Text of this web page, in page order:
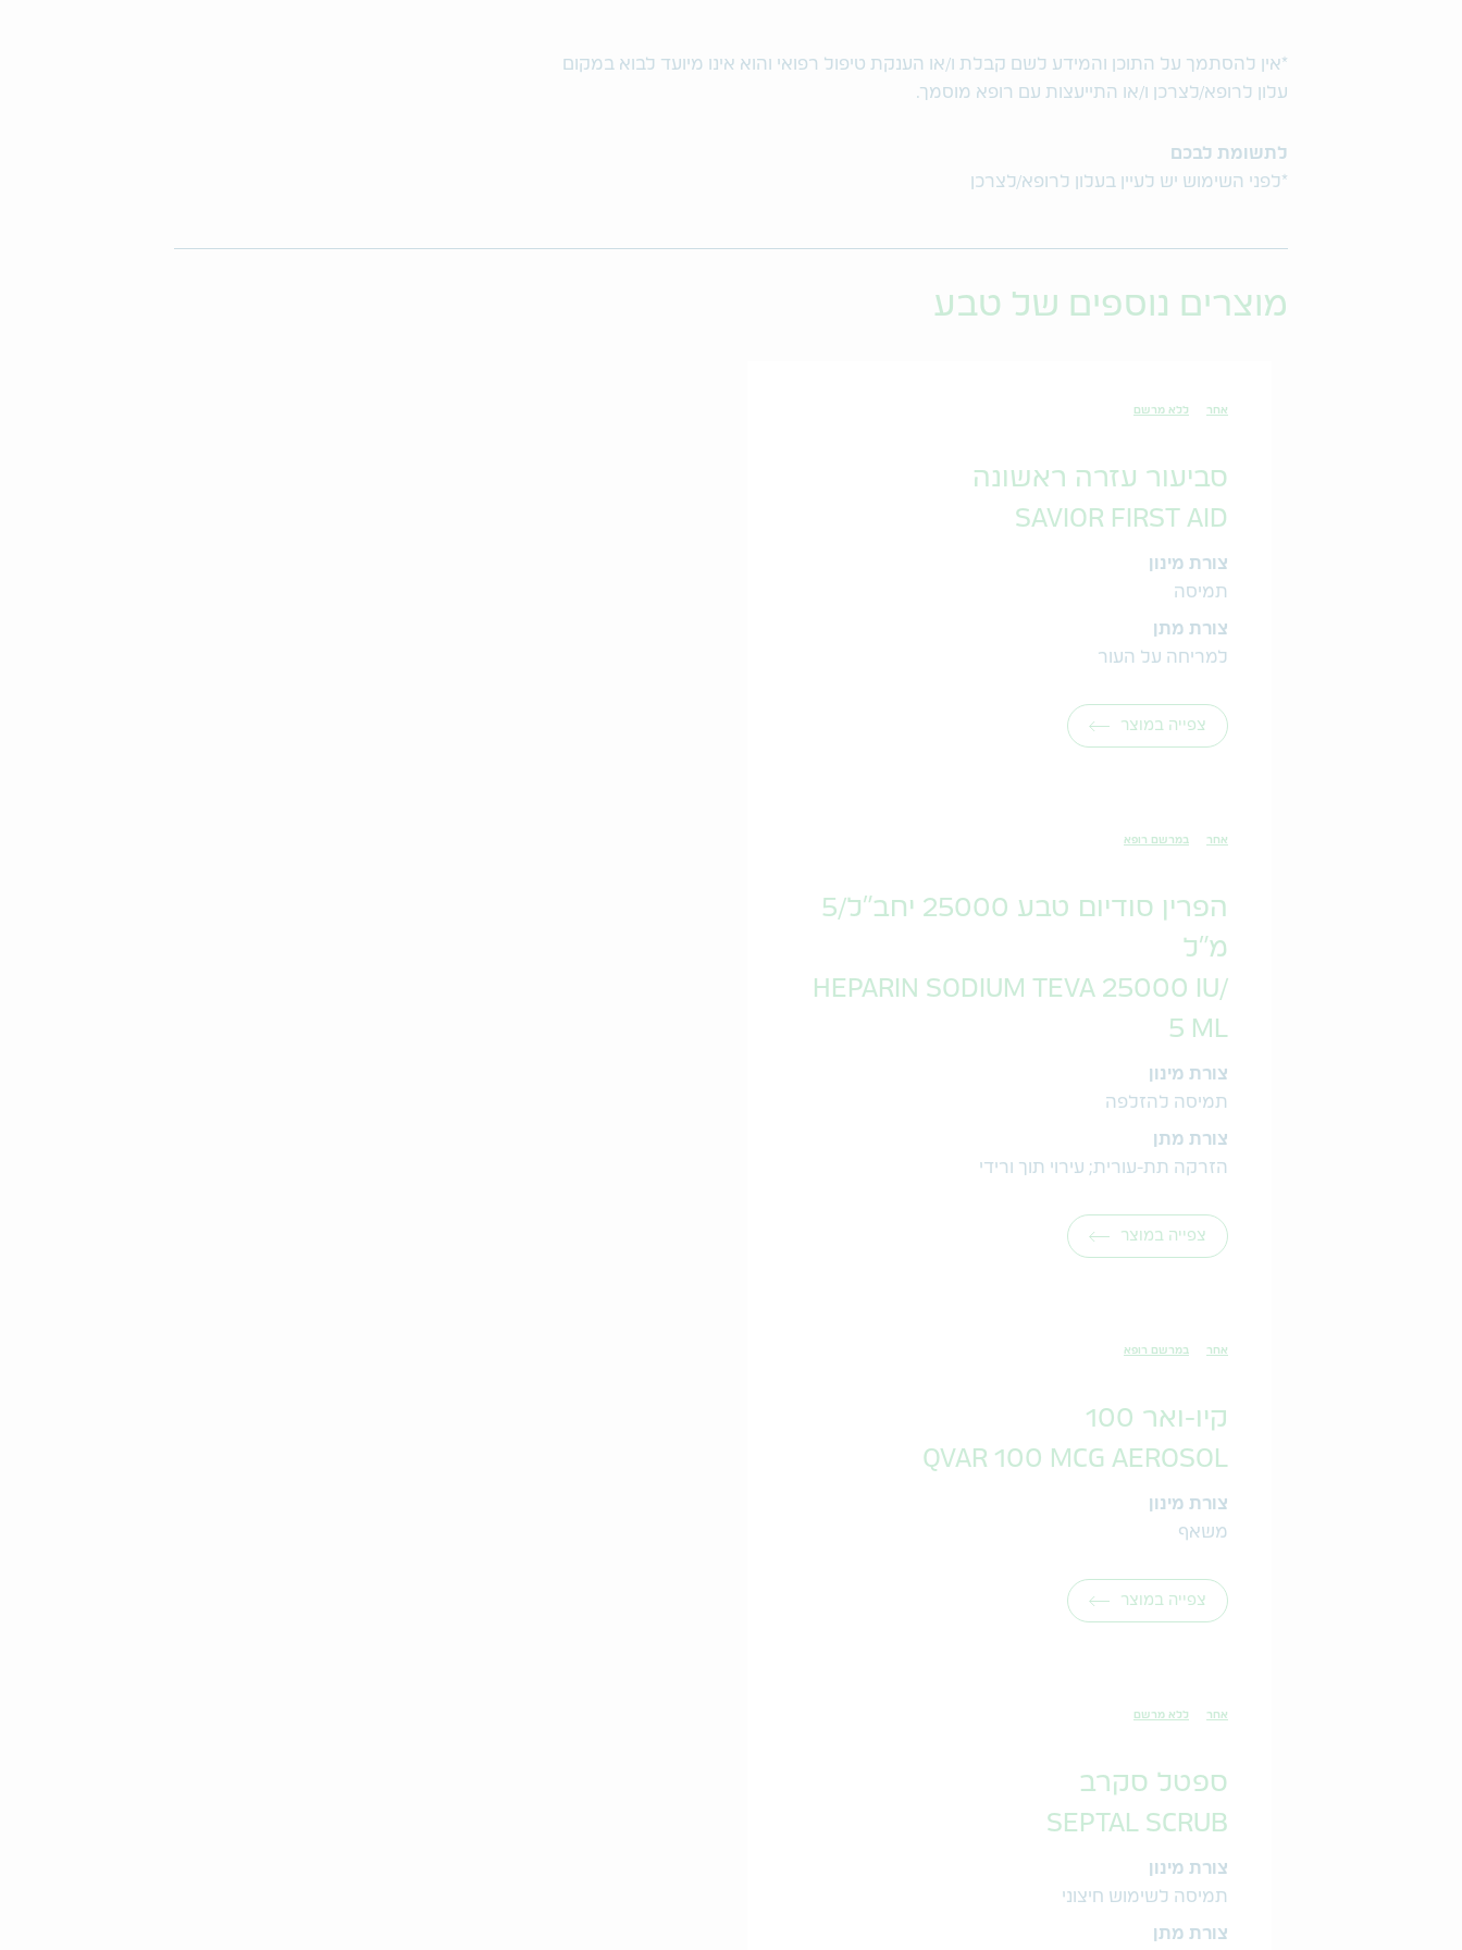
*אין להסתמך על התוכן והמידע לשם קבלת ו/או הענקת טיפול רפואי והוא אינו מיועד לבוא במקום
עלון לרופא/לצרכן ו/או התייעצות עם רופא מוסמך.
לתשומת לבכם
*לפני השימוש יש לעיין בעלון לרופא/לצרכן
מוצרים נוספים של טבע
אחר ללא מרשם
סביעור עזרה ראשונה
SAVIOR FIRST AID
צורת מינון
תמיסה
צורת מתן
למריחה על העור
צפייה במוצר
אחר במרשם רופא
הפרין סודיום טבע 25000 יחב"ל/5
מ"ל
HEPARIN SODIUM TEVA 25000 IU/
5 ML
צורת מינון
תמיסה להזלפה
צורת מתן
הזרקה תת-עורית; עירוי תוך ורידי
צפייה במוצר
אחר במרשם רופא
קיו-ואר 100
QVAR 100 MCG AEROSOL
צורת מינון
משאף
צפייה במוצר
אחר ללא מרשם
ספטל סקרב
SEPTAL SCRUB
צורת מינון
תמיסה לשימוש חיצוני
צורת מתן